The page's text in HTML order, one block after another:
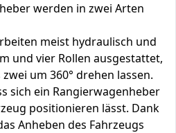
werden in zwei Arten
meist hydraulisch und
und vier Rollen ausgestattet,
um 360° drehen lassen.
sich ein Rangierwagenheber
positionieren lässt. Dank
Anheben des Fahrzeugs